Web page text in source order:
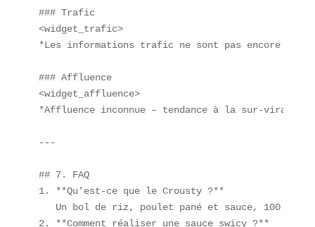
### Trafic
<widget_trafic>
*Les informations trafic ne sont pas encore
### Affluence
<widget_affluence>
*Affluence inconnue – tendance à la sur-
---
## 7. FAQ
1. **Qu’est-ce que le Crousty ?**
Un bol de riz, poulet pané et sauce, 100 %
2. **Comment réaliser une sauce swicy ?**